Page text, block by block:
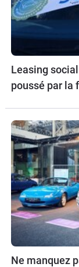
Leasing
poussé par la
Ne manquez